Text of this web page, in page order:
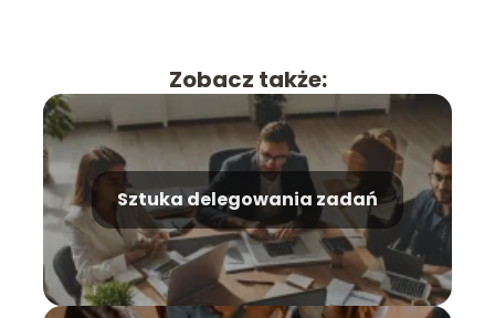
Zobacz także:
Sztuka delegowania zadań